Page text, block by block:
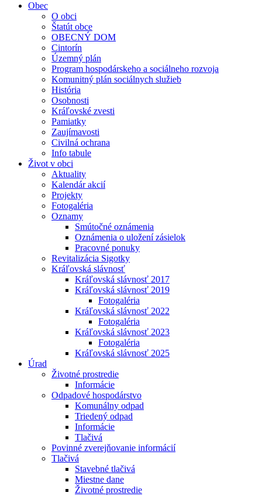
Obec
O obci
Štatút obce
OBECNÝ DOM
Cintorín
Územný plán
Program hospodárskeho a sociálneho rozvoja
Komunitný plán sociálnych služieb
História
Osobnosti
Kráľovské zvesti
Pamiatky
Zaujímavosti
Civilná ochrana
Info tabule
Život v obci
Aktuality
Kalendár akcií
Projekty
Fotogaléria
Oznamy
Smútočné oznámenia
Oznámenia o uložení zásielok
Pracovné ponuky
Revitalizácia Sigotky
Kráľovská slávnosť
Kráľovská slávnosť 2017
Kráľovská slávnosť 2019
Fotogaléria
Kráľovská slávnosť 2022
Fotogaléria
Kráľovská slávnosť 2023
Fotogaléria
Kráľovská slávnosť 2025
Úrad
Životné prostredie
Informácie
Odpadové hospodárstvo
Komunálny odpad
Triedený odpad
Informácie
Tlačivá
Povinné zverejňovanie informácií
Tlačivá
Stavebné tlačivá
Miestne dane
Životné prostredie